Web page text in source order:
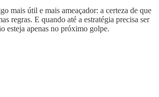
mais útil e mais ameaçador: a certeza de que
regras. E quando até a estratégia precisa ser
esteja apenas no próximo golpe.